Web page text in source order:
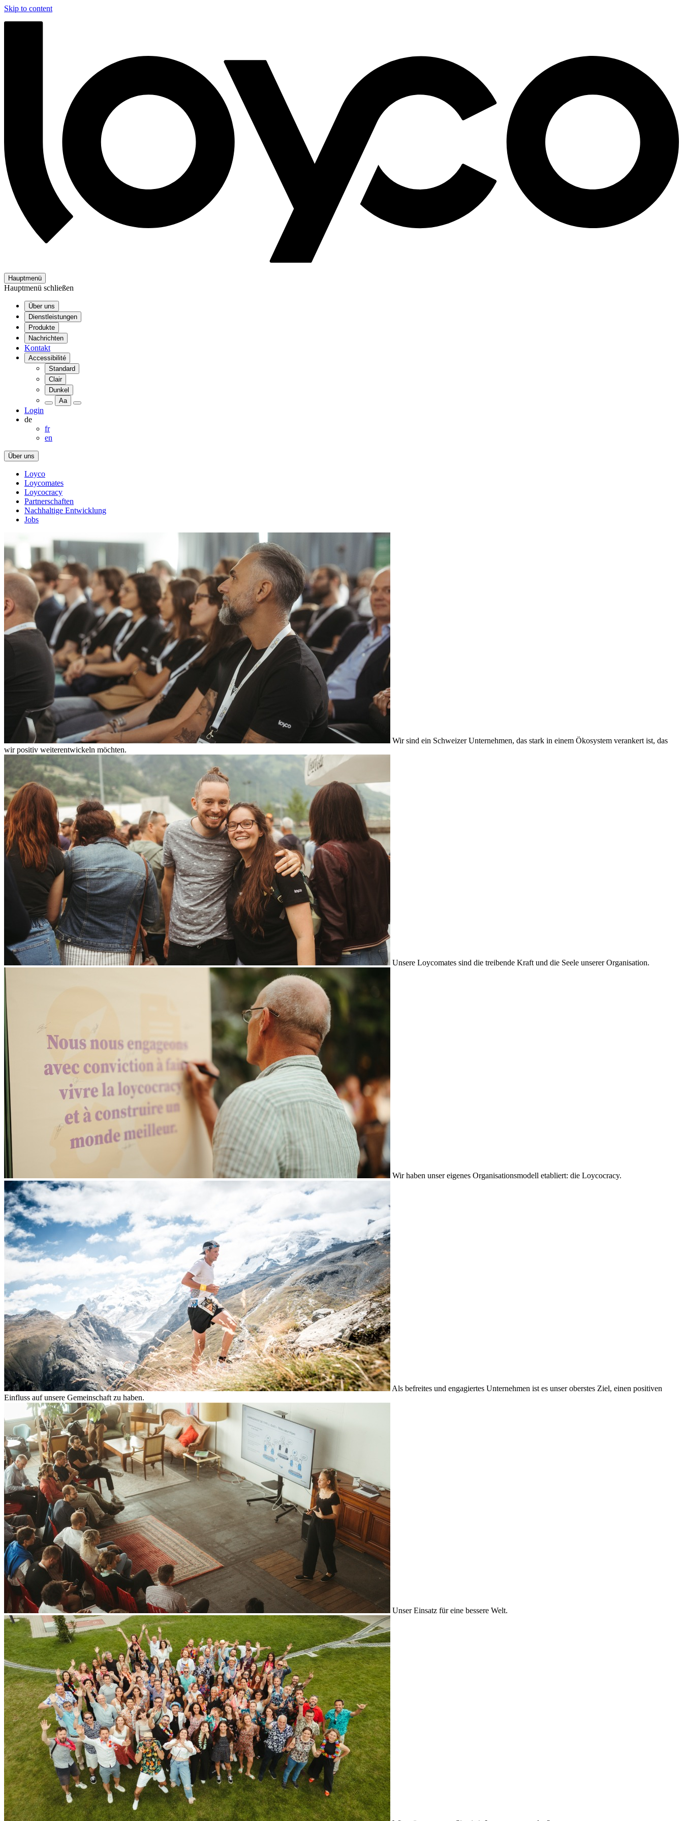
Skip to content
Hauptmenü
Hauptmenü schließen
Über uns
Dienstleistungen
Produkte
Nachrichten
Kontakt
Accessibilité
Standard
Clair
Dunkel
Aa
Login
de
fr
en
Über uns
Loyco
Loycomates
Loycocracy
Partnerschaften
Nachhaltige Entwicklung
Jobs
Wir sind ein Schweizer Unternehmen, das stark in einem Ökosystem verankert ist, das
wir positiv weiterentwickeln möchten.
Unsere Loycomates sind die treibende Kraft und die Seele unserer Organisation.
Wir haben unser eigenes Organisationsmodell etabliert: die Loycocracy.
Als befreites und engagiertes Unternehmen ist es unser oberstes Ziel, einen positiven
Einfluss auf unsere Gemeinschaft zu haben.
Unser Einsatz für eine bessere Welt.